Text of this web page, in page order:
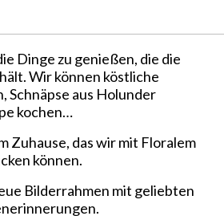
Dinge zu genießen, die die
Wir können köstliche
Schnäpse aus Holunder
kochen…
Zuhause, das wir mit Floralem
können.
Bilderrahmen mit geliebten